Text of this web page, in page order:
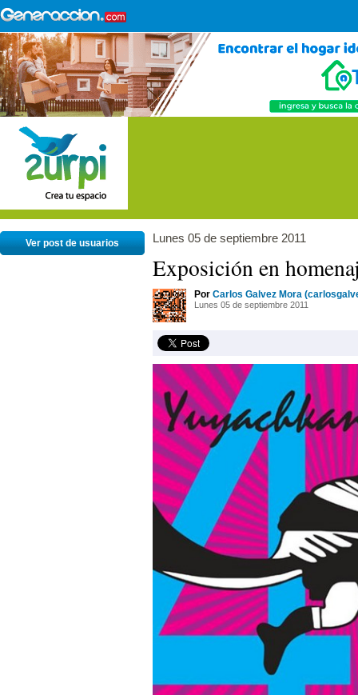
Ver post de usuarios Lunes 05 de septiembre 2011
Exposición en
Por Carlos Galvez Mora
Lunes 05 de septiembre 2011